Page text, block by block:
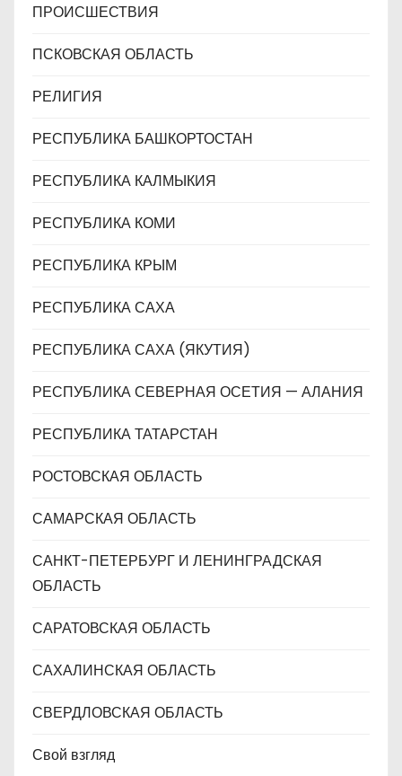
ПРОИСШЕСТВИЯ
ПСКОВСКАЯ ОБЛАСТЬ
РЕЛИГИЯ
РЕСПУБЛИКА БАШКОРТОСТАН
РЕСПУБЛИКА КАЛМЫКИЯ
РЕСПУБЛИКА КОМИ
РЕСПУБЛИКА КРЫМ
РЕСПУБЛИКА САХА
РЕСПУБЛИКА САХА (ЯКУТИЯ)
РЕСПУБЛИКА СЕВЕРНАЯ ОСЕТИЯ — АЛАНИЯ
РЕСПУБЛИКА ТАТАРСТАН
РОСТОВСКАЯ ОБЛАСТЬ
САМАРСКАЯ ОБЛАСТЬ
САНКТ-ПЕТЕРБУРГ И ЛЕНИНГРАДСКАЯ
ОБЛАСТЬ
САРАТОВСКАЯ ОБЛАСТЬ
САХАЛИНСКАЯ ОБЛАСТЬ
СВЕРДЛОВСКАЯ ОБЛАСТЬ
Свой взгляд